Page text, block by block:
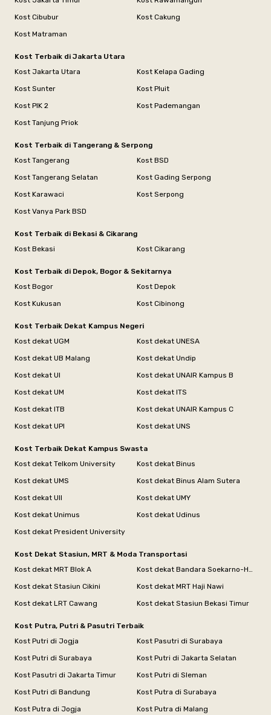
Kost Cibubur
Kost Cakung
Kost Matraman
Kost Terbaik di Jakarta Utara
Kost Jakarta Utara
Kost Kelapa Gading
Kost Sunter
Kost Pluit
Kost PIK 2
Kost Pademangan
Kost Tanjung Priok
Kost Terbaik di Tangerang & Serpong
Kost Tangerang
Kost BSD
Kost Tangerang Selatan
Kost Gading Serpong
Kost Karawaci
Kost Serpong
Kost Vanya Park BSD
Kost Terbaik di Bekasi & Cikarang
Kost Bekasi
Kost Cikarang
Kost Terbaik di Depok, Bogor & Sekitarnya
Kost Bogor
Kost Depok
Kost Kukusan
Kost Cibinong
Kost Terbaik Dekat Kampus Negeri
Kost dekat UGM
Kost dekat UNESA
Kost dekat UB Malang
Kost dekat Undip
Kost dekat UI
Kost dekat UNAIR Kampus B
Kost dekat UM
Kost dekat ITS
Kost dekat ITB
Kost dekat UNAIR Kampus C
Kost dekat UPI
Kost dekat UNS
Kost Terbaik Dekat Kampus Swasta
Kost dekat Telkom University
Kost dekat Binus
Kost dekat UMS
Kost dekat Binus Alam Sutera
Kost dekat UII
Kost dekat UMY
Kost dekat Unimus
Kost dekat Udinus
Kost dekat President University
Kost Dekat Stasiun, MRT & Moda Transportasi
Kost dekat MRT Blok A
Kost dekat Bandara Soekarno-Hatta
Kost dekat Stasiun Cikini
Kost dekat MRT Haji Nawi
Kost dekat LRT Cawang
Kost dekat Stasiun Bekasi Timur
Kost Putra, Putri & Pasutri Terbaik
Kost Putri di Jogja
Kost Pasutri di Surabaya
Kost Putri di Surabaya
Kost Putri di Jakarta Selatan
Kost Pasutri di Jakarta Timur
Kost Putri di Sleman
Kost Putri di Bandung
Kost Putra di Surabaya
Kost Putra di Jogja
Kost Putra di Malang